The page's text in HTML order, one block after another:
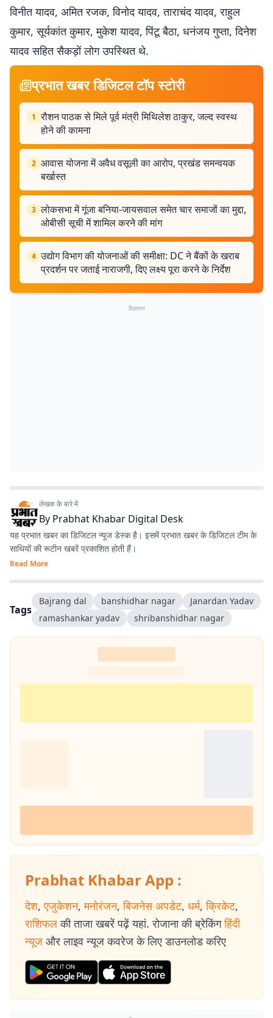
विनीत यादव, अमित रजक, विनोद यादव, ताराचंद यादव, राहुल
कुमार, सूर्यकांत कुमार, मुकेश यादव, पिंटू बैठा, धनंजय गुप्ता, दिनेश
यादव सहित सैकड़ों लोग उपस्थित थे.
प्रभात खबर डिजिटल टॉप स्टोरी
1 रौशन पाठक से मिले पूर्व मंत्री मिथिलेश ठाकुर, जल्द स्वस्थ
होने की कामना
2 आवास योजना में अवैध वसूली का आरोप, प्रखंड समन्वयक
बर्खास्त
3 लोकसभा में गूंजा बनिया-जायसवाल समेत चार समाजों का मुद्दा,
ओबीसी सूची में शामिल करने की मांग
4 उद्योग विभाग की योजनाओं की समीक्षा: DC ने बैंकों के खराब
प्रदर्शन पर जताई नाराजगी, दिए लक्ष्य पूरा करने के निर्देश
विज्ञापन
लेखक के बारे में
By Prabhat Khabar Digital Desk
यह प्रभात खबर का डिजिटल न्यूज डेस्क है। इसमें प्रभात खबर के डिजिटल टीम के
साथियों की रूटीन खबरें प्रकाशित होती हैं।
Read More
Tags
Bajrang dal banshidhar nagar
Janardan Yadav
ramashankar yadav
shribanshidhar nagar
Prabhat Khabar App :
देश, एजुकेशन, मनोरंजन, बिजनेस अपडेट, धर्म, क्रिकेट,
राशिफल की ताजा खबरें पढ़ें यहां. रोजाना की ब्रेकिंग हिंदी
न्यूज और लाइव न्यूज कवरेज के लिए डाउनलोड करिए